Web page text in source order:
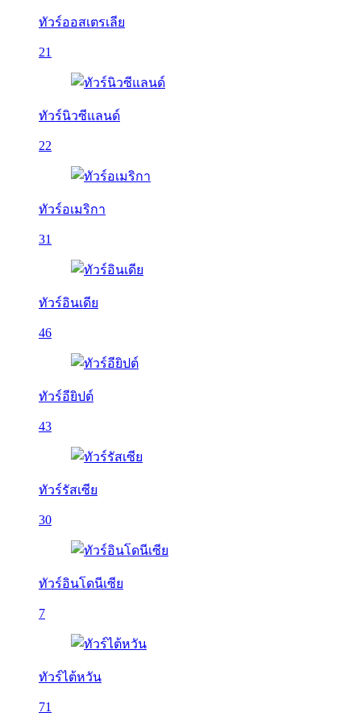
ทัวร์ออสเตรเลีย
21
ทัวร์นิวซีแลนด์
22
ทัวร์อเมริกา
31
ทัวร์อินเดีย
46
ทัวร์อียิปต์
43
ทัวร์รัสเซีย
30
ทัวร์อินโดนีเซีย
7
ทัวร์ไต้หวัน
71